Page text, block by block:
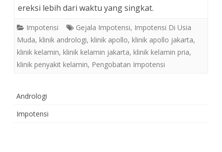
ereksi lebih dari waktu yang singkat.
Impotensi Gejala Impotensi, Impotensi Di Usia
Muda, klinik andrologi, klinik apollo, klinik apollo jakarta,
klinik kelamin, klinik kelamin jakarta, klinik kelamin pria,
klinik penyakit kelamin, Pengobatan Impotensi
Andrologi
Impotensi